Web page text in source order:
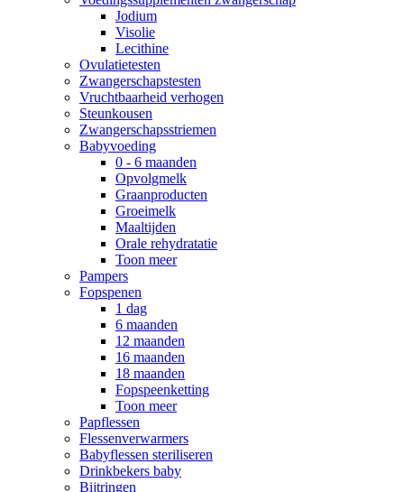
Jodium
Visolie
Lecithine
Ovulatietesten
Zwangerschapstesten
Vruchtbaarheid verhogen
Steunkousen
Zwangerschapsstriemen
Babyvoeding
0 - 6 maanden
Opvolgmelk
Graanproducten
Groeimelk
Maaltijden
Orale rehydratatie
Toon meer
Pampers
Fopspenen
1 dag
6 maanden
12 maanden
16 maanden
18 maanden
Fopspeenketting
Toon meer
Papflessen
Flessenverwarmers
Babyflessen steriliseren
Drinkbekers baby
Bijtringen